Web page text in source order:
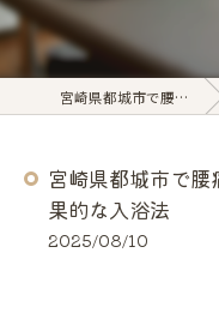
宮崎県都城市で腰痛なら奏でる整骨院
宮崎県都城市で
果的な入浴法
2025/08/10